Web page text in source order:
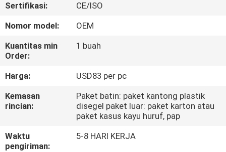
TENTANG
KITA
WISATA
PABRIK
KONTROL
KUALITAS
Sertifikasi:
CE/ISO
Nomor model:
OEM
Kuantitas min
Order:
1 buah
Harga:
USD83 per pc
Kemasan
rincian:
Paket batin: paket kantong plastik
disegel paket luar: paket karton atau
paket kasus kayu huruf, pap
Waktu
pengiriman:
5-8 HARI KERJA